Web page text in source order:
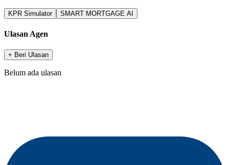
KPR Simulator SMART MORTGAGE AI
Ulasan Agen
+ Beri Ulasan
Belum ada ulasan